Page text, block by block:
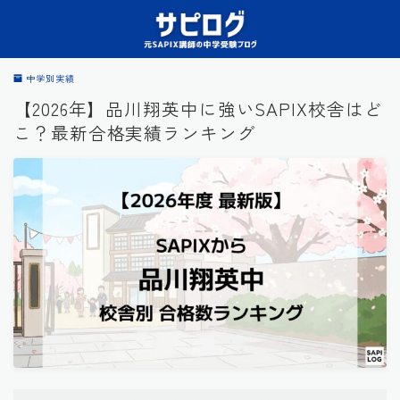
中学別実績
【2026年】品川翔英中に強いSAPIX校舎はど
こ？最新合格実績ランキング